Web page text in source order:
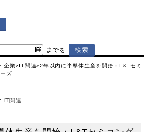
までを
企業>IT関連>2年以内に半導体生産を開始：L&Tセミ
ズ
IT関連